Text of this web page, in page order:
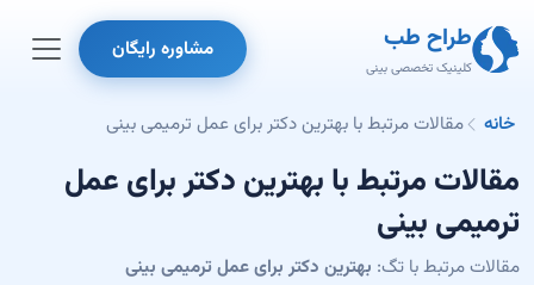
طراح طب
کلینیک تخصصی بینی
مشاوره رایگان
خانه مقالات مرتبط با بهترین دکتر برای عمل ترمیمی بینی
مقالات مرتبط با بهترین دکتر برای عمل
ترمیمی بینی
مقالات مرتبط با تگ: بهترین دکتر برای عمل ترمیمی بینی